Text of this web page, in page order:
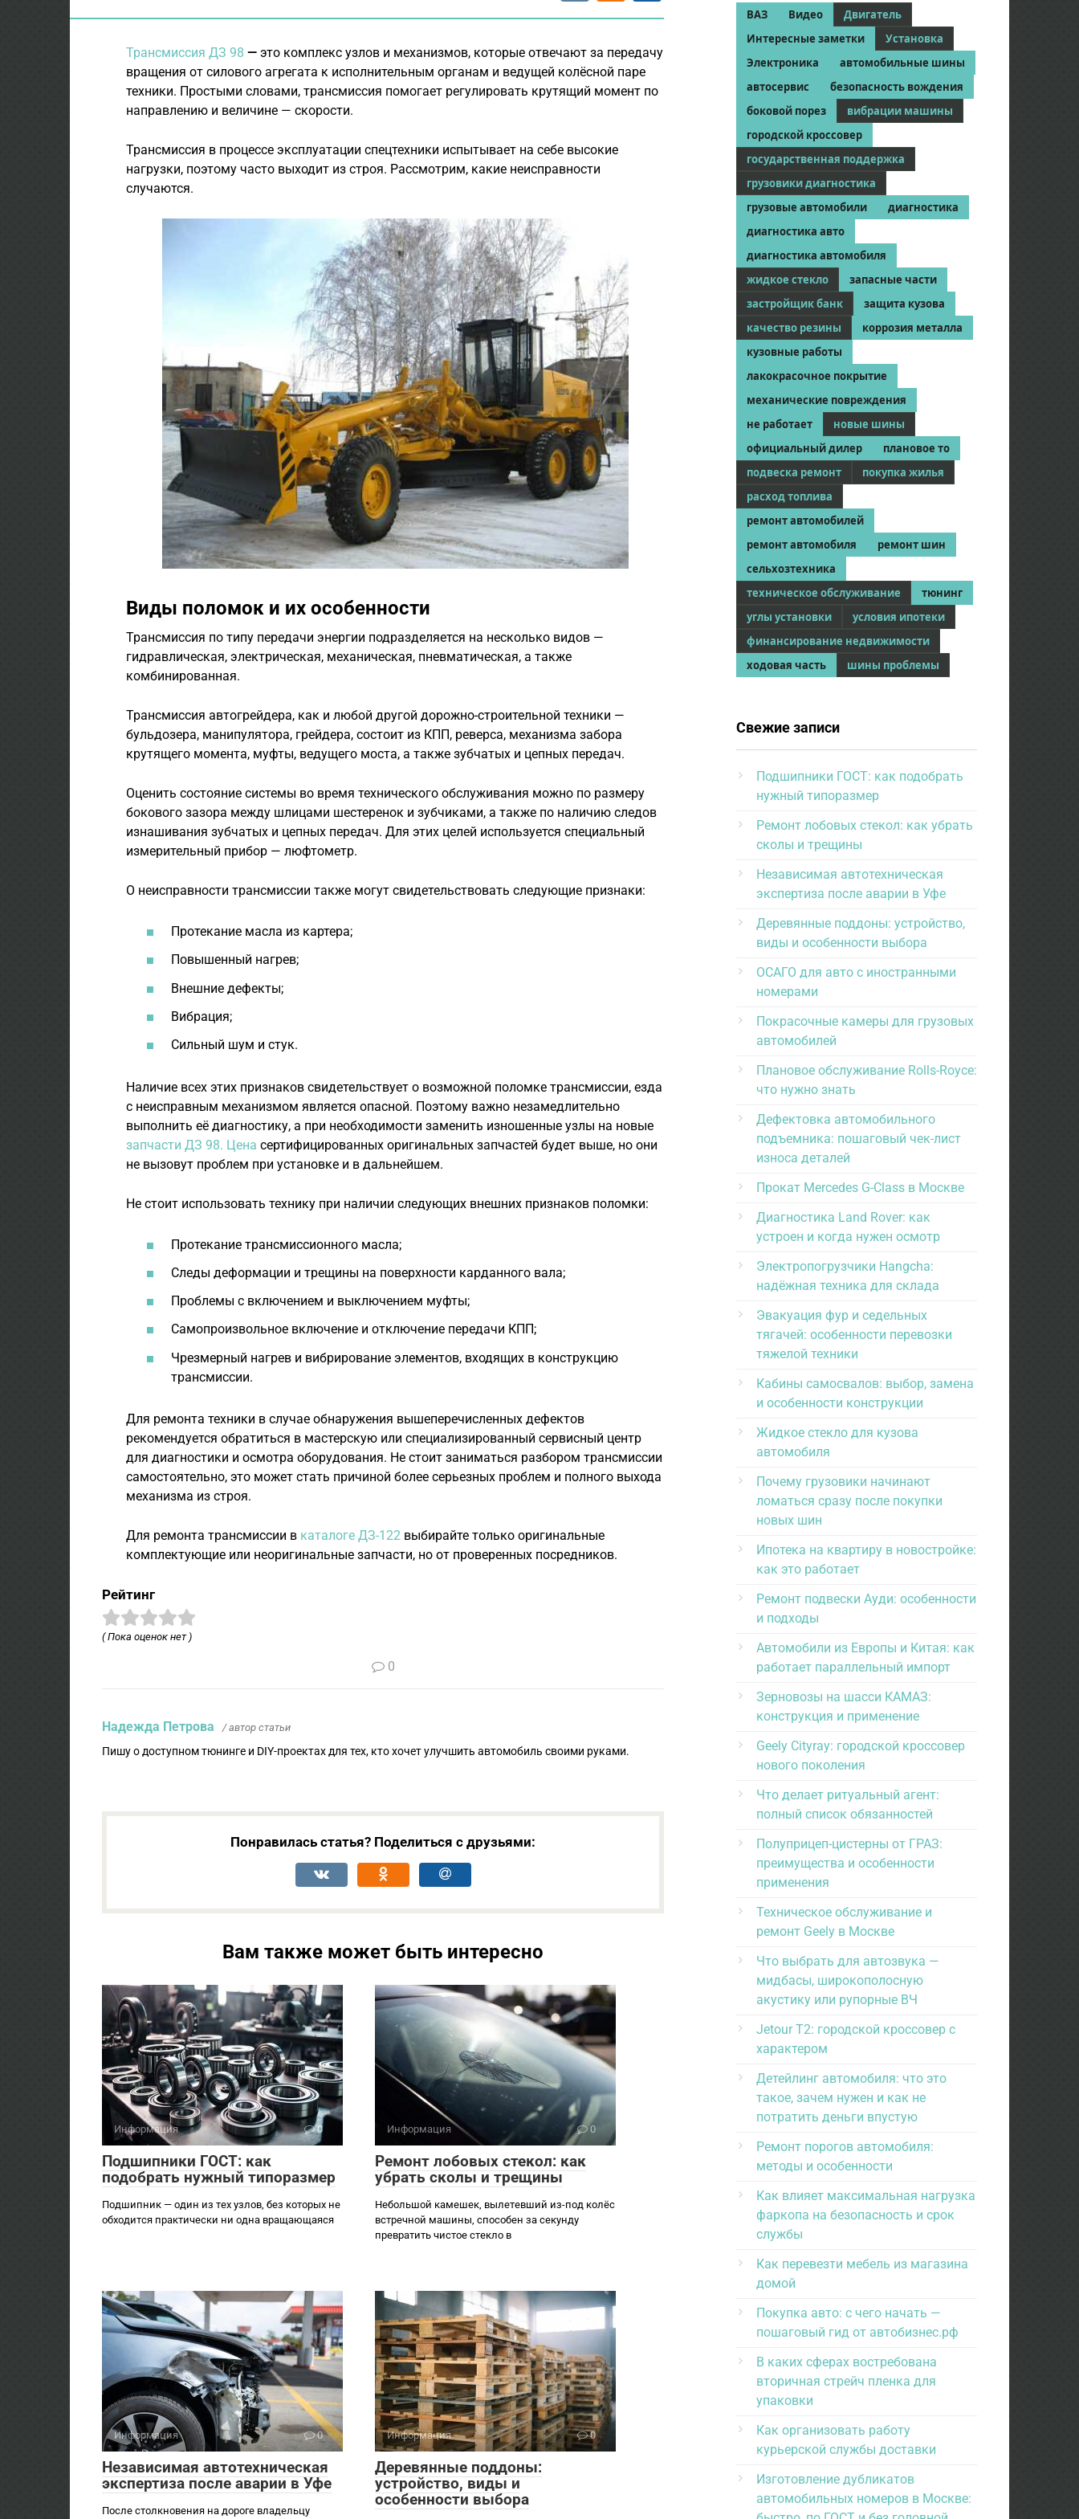
Трансмиссия ДЗ 98 — это комплекс узлов и механизмов, которые отвечают за передачу
вращения от силового агрегата к исполнительным органам и ведущей колёсной паре
техники. Простыми словами, трансмиссия помогает регулировать крутящий момент по
направлению и величине — скорости.
Трансмиссия в процессе эксплуатации спецтехники испытывает на себе высокие
нагрузки, поэтому часто выходит из строя. Рассмотрим, какие неисправности
случаются.
Виды поломок и их особенности
Трансмиссия по типу передачи энергии подразделяется на несколько видов —
гидравлическая, электрическая, механическая, пневматическая, а также
комбинированная.
Трансмиссия автогрейдера, как и любой другой дорожно-строительной техники —
бульдозера, манипулятора, грейдера, состоит из КПП, реверса, механизма забора
крутящего момента, муфты, ведущего моста, а также зубчатых и цепных передач.
Оценить состояние системы во время технического обслуживания можно по размеру
бокового зазора между шлицами шестеренок и зубчиками, а также по наличию следов
изнашивания зубчатых и цепных передач. Для этих целей используется специальный
измерительный прибор — люфтометр.
О неисправности трансмиссии также могут свидетельствовать следующие признаки:
Протекание масла из картера;
Повышенный нагрев;
Внешние дефекты;
Вибрация;
Сильный шум и стук.
Наличие всех этих признаков свидетельствует о возможной поломке трансмиссии, езда
с неисправным механизмом является опасной. Поэтому важно незамедлительно
выполнить её диагностику, а при необходимости заменить изношенные узлы на новые
запчасти ДЗ 98. Цена сертифицированных оригинальных запчастей будет выше, но они
не вызовут проблем при установке и в дальнейшем.
Не стоит использовать технику при наличии следующих внешних признаков поломки:
Протекание трансмиссионного масла;
Следы деформации и трещины на поверхности карданного вала;
Проблемы с включением и выключением муфты;
Самопроизвольное включение и отключение передачи КПП;
Чрезмерный нагрев и вибрирование элементов, входящих в конструкцию
трансмиссии.
Для ремонта техники в случае обнаружения вышеперечисленных дефектов
рекомендуется обратиться в мастерскую или специализированный сервисный центр
для диагностики и осмотра оборудования. Не стоит заниматься разбором трансмиссии
самостоятельно, это может стать причиной более серьезных проблем и полного выхода
механизма из строя.
Для ремонта трансмиссии в каталоге ДЗ-122 выбирайте только оригинальные
комплектующие или неоригинальные запчасти, но от проверенных посредников.
Рейтинг
( Пока оценок нет )
0
Надежда Петрова / автор статьи
Пишу о доступном тюнинге и DIY-проектах для тех, кто хочет улучшить автомобиль своими руками.
Понравилась статья? Поделиться с друзьями:
Вам также может быть интересно
Информация 0
Подшипники ГОСТ: как
подобрать нужный типоразмер
Подшипник — один из тех узлов, без которых не
обходится практически ни одна вращающаяся
Информация 0
Ремонт лобовых стекол: как
убрать сколы и трещины
Небольшой камешек, вылетевший из-под колёс
встречной машины, способен за секунду
превратить чистое стекло в
Информация 0
Независимая автотехническая
экспертиза после аварии в Уфе
После столкновения на дороге владельцу
Информация 0
Деревянные поддоны:
устройство, виды и
особенности выбора
ВАЗ Видео
Двигатель
Интересные заметки
Установка
Электроника
автомобильные шины
автосервис
безопасность вождения
боковой порез
вибрации машины
городской кроссовер
государственная поддержка
грузовики диагностика
грузовые автомобили
диагностика
диагностика авто
диагностика автомобиля
жидкое стекло
запасные части
застройщик банк
защита кузова
качество резины
коррозия металла
кузовные работы
лакокрасочное покрытие
механические повреждения
не работает
новые шины
официальный дилер
плановое то
подвеска ремонт
покупка жилья
расход топлива
ремонт автомобилей
ремонт автомобиля
ремонт шин
сельхозтехника
техническое обслуживание
тюнинг
углы установки
условия ипотеки
финансирование недвижимости
ходовая часть
шины проблемы
Свежие записи
Подшипники ГОСТ: как подобрать
нужный типоразмер
Ремонт лобовых стекол: как убрать
сколы и трещины
Независимая автотехническая
экспертиза после аварии в Уфе
Деревянные поддоны: устройство,
виды и особенности выбора
ОСАГО для авто с иностранными
номерами
Покрасочные камеры для грузовых
автомобилей
Плановое обслуживание Rolls-Royce:
что нужно знать
Дефектовка автомобильного
подъемника: пошаговый чек-лист
износа деталей
Прокат Mercedes G-Class в Москве
Диагностика Land Rover: как
устроен и когда нужен осмотр
Электропогрузчики Hangcha:
надёжная техника для склада
Эвакуация фур и седельных
тягачей: особенности перевозки
тяжелой техники
Кабины самосвалов: выбор, замена
и особенности конструкции
Жидкое стекло для кузова
автомобиля
Почему грузовики начинают
ломаться сразу после покупки
новых шин
Ипотека на квартиру в новостройке:
как это работает
Ремонт подвески Ауди: особенности
и подходы
Автомобили из Европы и Китая: как
работает параллельный импорт
Зерновозы на шасси КАМАЗ:
конструкция и применение
Geely Cityray: городской кроссовер
нового поколения
Что делает ритуальный агент:
полный список обязанностей
Полуприцеп-цистерны от ГРАЗ:
преимущества и особенности
применения
Техническое обслуживание и
ремонт Geely в Москве
Что выбрать для автозвука —
мидбасы, широкополосную
акустику или рупорные ВЧ
Jetour T2: городской кроссовер с
характером
Детейлинг автомобиля: что это
такое, зачем нужен и как не
потратить деньги впустую
Ремонт порогов автомобиля:
методы и особенности
Как влияет максимальная нагрузка
фаркопа на безопасность и срок
службы
Как перевезти мебель из магазина
домой
Покупка авто: с чего начать —
пошаговый гид от автобизнес.рф
В каких сферах востребована
вторичная стрейч пленка для
упаковки
Как организовать работу
курьерской службы доставки
Изготовление дубликатов
автомобильных номеров в Москве: